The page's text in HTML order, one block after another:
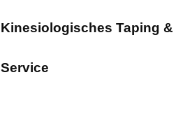
Kinesiologisches Taping &
Service